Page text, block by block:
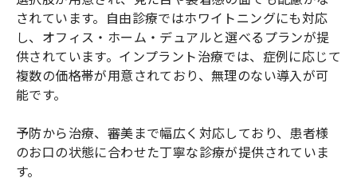
されています。自由診療ではホワイトニングにも対応
し、オフィス・ホーム・デュアルと選べるプランが提
供されています。インプラント治療では、症例に応じて
複数の価格帯が用意されており、無理のない導入が可
能です。
予防から治療、審美まで幅広く対応しており、患者様
のお口の状態に合わせた丁寧な診療が提供されていま
す。